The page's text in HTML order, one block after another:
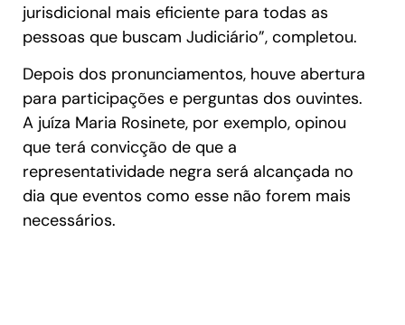
jurisdicional mais eficiente para todas as
pessoas que buscam Judiciário”, completou.
Depois dos pronunciamentos, houve abertura
para participações e perguntas dos ouvintes.
A juíza Maria Rosinete, por exemplo, opinou
que terá convicção de que a
representatividade negra será alcançada no
dia que eventos como esse não forem mais
necessários.